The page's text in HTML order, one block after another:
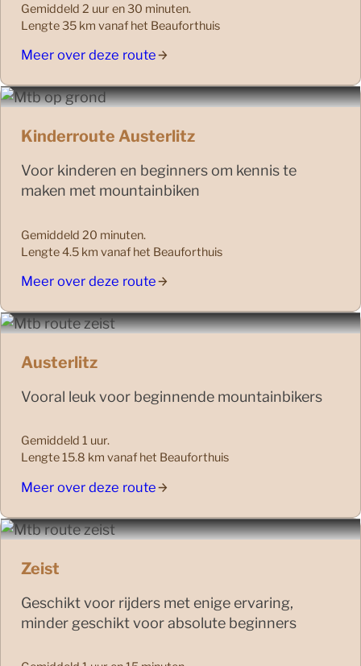
Gemiddeld 2 uur en 30 minuten.
Lengte 35 km vanaf het Beauforthuis
Meer over deze route
Kinderroute Austerlitz
Voor kinderen en beginners om kennis te
maken met mountainbiken
Gemiddeld 20 minuten.
Lengte 4.5 km vanaf het Beauforthuis
Meer over deze route
Austerlitz
Vooral leuk voor beginnende mountainbikers
Gemiddeld 1 uur.
Lengte 15.8 km vanaf het Beauforthuis
Meer over deze route
Zeist
Geschikt voor rijders met enige ervaring,
minder geschikt voor absolute beginners